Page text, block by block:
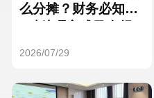
Hong Kong
么分摊？财务必知的
2026/07/29